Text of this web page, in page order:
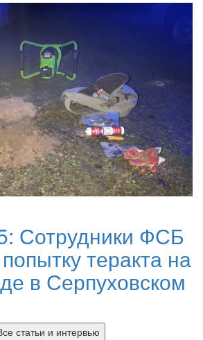
Сотрудники ФСБ
теракта на
в Серпуховском
статьи и интервью